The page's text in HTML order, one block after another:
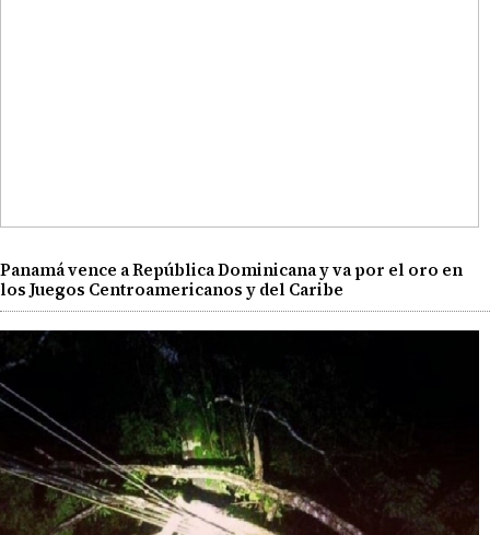
Panamá vence a República Dominicana y va por el oro en
los Juegos Centroamericanos y del Caribe